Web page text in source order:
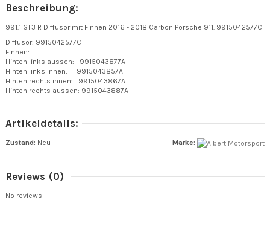
Beschreibung:
991.1 GT3 R Diffusor mit Finnen 2016 - 2018 Carbon Porsche 911. 9915042577C
Diffusor: 9915042577C
Finnen:
Hinten links aussen: 9915043877A
Hinten links innen: 9915043857A
Hinten rechts innen: 9915043867A
Hinten rechts aussen: 9915043887A
Artikeldetails:
Marke:
Zustand: Neu
Reviews (0)
No reviews